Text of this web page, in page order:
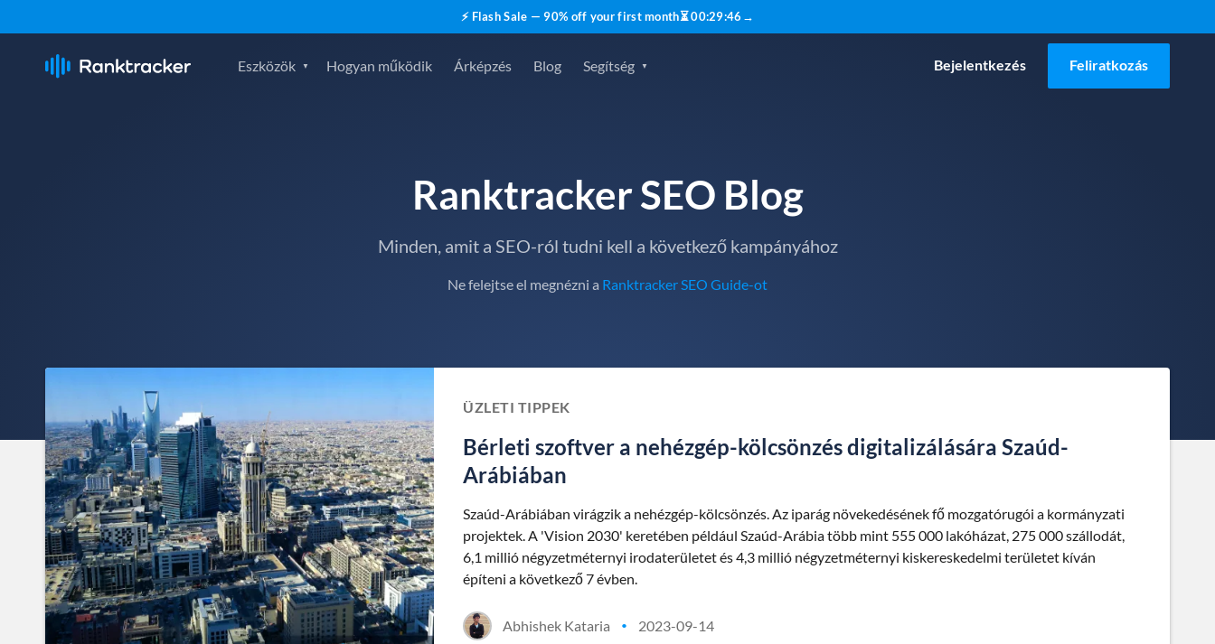
⚡ Flash Sale — 90% off your first month⏳00:29:45 →
Eszközök Hogyan működik Árképzés Blog Segítség Bejelentkezés Feliratkozás
Ranktracker SEO Blog
Minden, amit a SEO-ról tudni kell a következő kampányához
Ne felejtse el megnézni a Ranktracker SEO Guide-ot
ÜZLETI TIPPEK
Bérleti szoftver a nehézgép-kölcsönzés digitalizálására Szaúd-
Arábiában
Szaúd-Arábiában virágzik a nehézgép-kölcsönzés. Az iparág növekedésének fő mozgatórugói a kormányzati
projektek. A 'Vision 2030' keretében például Szaúd-Arábia több mint 555 000 lakóházat, 275 000 szállodát,
6,1 millió négyzetméternyi irodaterületet és 4,3 millió négyzetméternyi kiskereskedelmi területet kíván
építeni a következő 7 évben.
Abhishek Kataria • 2023-09-14